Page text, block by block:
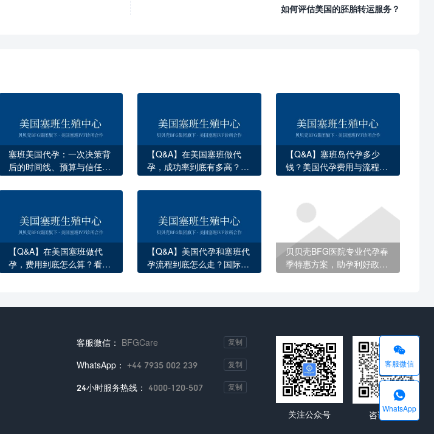
如何评估美国的胚胎转运服务？
塞班美国代孕：一次决策背
后的时间线、预算与信任重
【Q&A】在美国塞班做代
孕，成功率到底有多高？看
【Q&A】塞班岛代孕多少
钱？美国代孕费用与流程全
【Q&A】在美国塞班做代
孕，费用到底怎么算？看完
【Q&A】美国代孕和塞班代
孕流程到底怎么走？国际家
贝贝壳BFG医院专业代孕春
季特惠方案，助孕利好政策

客服微信

WhatsApp
客服微信： BFGCare 复制
WhatsApp： +44 7935 002 239 复制
24小时服务热线： 4000-120-507 复制
关注公众号 咨询客服